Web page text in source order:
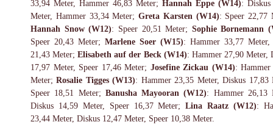
33,94 Meter, Hammer 46,83 Meter; Hannah Eppe (W14): Diskus
Meter, Hammer 33,34 Meter; Greta Karsten (W14): Speer 22,77
Hannah Snow (W12): Speer 20,51 Meter; Sophie Bornemann
Speer 20,43 Meter; Marlene Soer (W15): Hammer 33,77 Meter,
21,43 Meter;Elisabeth auf der Beck (W14): Hammer 27,90 Meter,
17,97 Meter, Speer 17,46 Meter; Josefine Zickau (W14):
Meter;Rosalie Tigges (W13): Hammer 23,35 Meter, Diskus 17,83
Speer 18,51 Meter; Banusha Mayooran (W12): Hammer 26,13
Diskus 14,59 Meter, Speer 16,37 Meter;Lina Raatz (W12):
23,44 Meter, Diskus 12,47 Meter, Speer 10,38 Meter.